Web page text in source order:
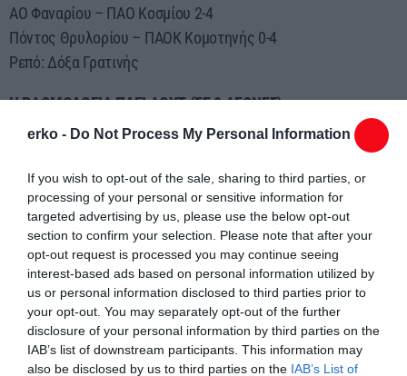
erko - Do Not Process My Personal Information
If you wish to opt-out of the sale, sharing to third parties, or
processing of your personal or sensitive information for
targeted advertising by us, please use the below opt-out
section to confirm your selection. Please note that after your
opt-out request is processed you may continue seeing
interest-based ads based on personal information utilized by
us or personal information disclosed to third parties prior to
your opt-out. You may separately opt-out of the further
disclosure of your personal information by third parties on the
IAB’s list of downstream participants. This information may
also be disclosed by us to third parties on the IAB’s List of
ΑΟ Φαναρίου – ΠΑΟ Κοσμίου 2-4
Πόντος Θρυλορίου – ΠΑΟΚ Κομοτηνής 0-4
Ρεπό: Δόξα Γρατινής
Η ΒΑΘΜΟΛΟΓΙΑ ΠΛΕΙ ΑΟΥΤ (ΣΕ 9 ΑΓΩΝΕΣ)
7. ΠΑΟΚ Κομοτηνής 37 (53-57)*
9. Πόντος Θρυλορίου 18 (29-66)
10. ΠΑΟ Κοσμίου 16 (42-68)
————————————————————
11. ΑΟ Φαναρίου 15 (22-79)
Η ομάδα που δεν έχει κάνει το ρεπό της
Η ΕΠΟΜΕΝΗ ΤΕΛΕΥΤΑΙΑ ΑΓΩΝΙΣΤΙΚΗ (10η, 6/6)
ΠΑΟ Κοσμίου – Πόντος Θρυλορίου
Δόξα Γρατινής – ΑΟ Φαναρίου